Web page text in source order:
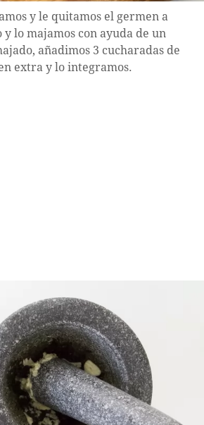
y le quitamos el germen a
lo majamos con ayuda de un
añadimos 3 cucharadas de
extra y lo integramos.